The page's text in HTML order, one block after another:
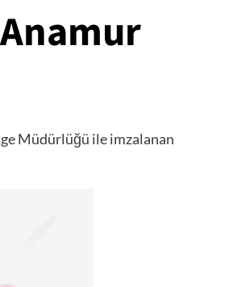
Müdürlüğü ile imzalanan